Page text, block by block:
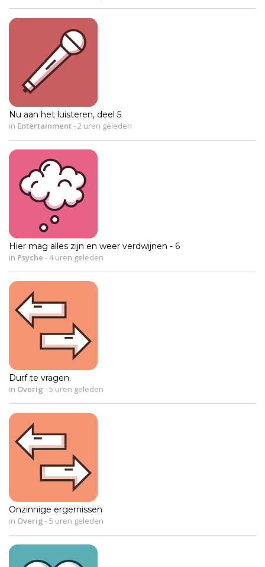
Nu aan het luisteren, deel 5
in Entertainment-2 uren geleden
Hier mag alles zijn en weer verdwijnen - 6
in Psyche -4 uren geleden
Durf te vragen.
in Overig -5 uren geleden
Onzinnige ergernissen
in Overig -5 uren geleden